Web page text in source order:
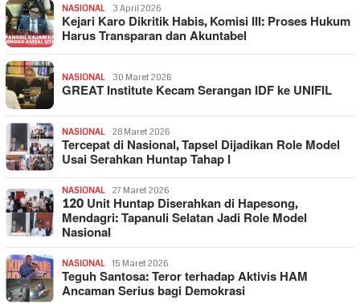
NASIONAL 3 April 2026
Kejari Karo Dikritik Habis, Komisi III: Proses Hukum
Harus Transparan dan Akuntabel
NASIONAL 30 Maret 2026
GREAT Institute Kecam Serangan IDF ke UNIFIL
NASIONAL 28 Maret 2026
Tercepat di Nasional, Tapsel Dijadikan Role Model
Usai Serahkan Huntap Tahap I
NASIONAL 27 Maret 2026
120 Unit Huntap Diserahkan di Hapesong,
Mendagri: Tapanuli Selatan Jadi Role Model
Nasional
NASIONAL 15 Maret 2026
Teguh Santosa: Teror terhadap Aktivis HAM
Ancaman Serius bagi Demokrasi